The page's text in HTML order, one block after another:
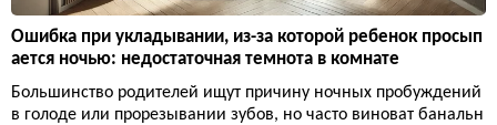
Ошибка при укладывании, из-за которой ребенок просып
ается ночью: недостаточная темнота в комнате
Большинство родителей ищут причину ночных пробуждений
в голоде или прорезывании зубов, но часто виноват банальн